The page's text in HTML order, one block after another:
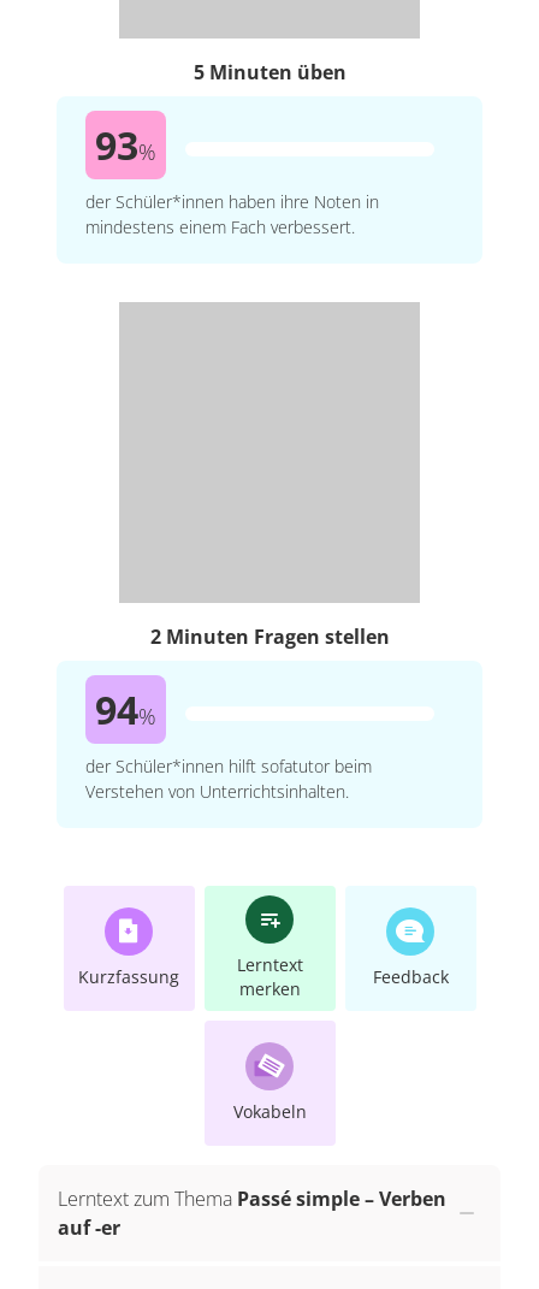
5 Minuten üben
93%
der Schüler*innen haben ihre Noten in
mindestens einem Fach verbessert.
2 Minuten Fragen stellen
94%
der Schüler*innen hilft sofatutor beim
Verstehen von Unterrichtsinhalten.
Kurzfassung
Lerntext
merken
Feedback
Vokabeln
Lerntext zum Thema Passé simple – Verben
auf -er